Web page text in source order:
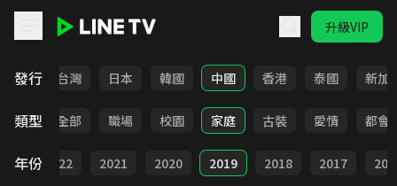
升級VIP
發行
全部 台灣 日本 韓國 中國 香港 泰國 新加
類型 全部 職場 校園 家庭 古裝 愛情 都會
年份 2022 2021 2020 2019 2018 2017